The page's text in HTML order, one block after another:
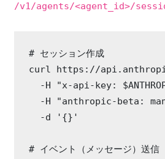
/v1/agents/<agent_id>/
# セッション作成
curl https://
-H "x-api-key:
-H "anthropic-beta:
  -d '{}'
# イベント（メッセージ）送信